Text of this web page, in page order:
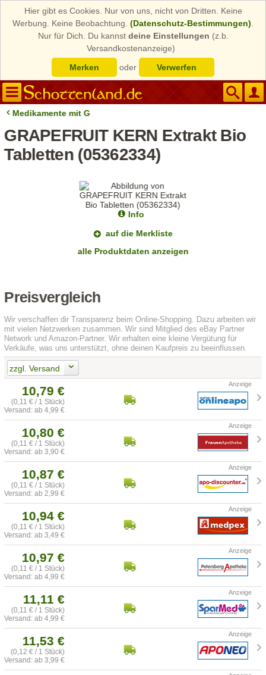
Hier gibt es Cookies. Nur von uns, nicht von Dritten. Keine
Werbung. Keine Beobachtung. (Datenschutz-Bestimmungen)
Nur für Dich. Du kannst deine Einstellungen (z.b.
Versandkostenanzeige)
Merken
oder Verwerfen
Medikamente mit G
GRAPEFRUIT KERN Extrakt Bio
Tabletten (05362334)
Info
auf die Merkliste
alle Produktdaten anzeigen
Preisvergleich
Wir verschaffen dir Transparenz beim Online-Shopping. Dazu arbeiten wir
mit vielen Netzwerken zusammen. Wir sind Mitglied des eBay Partner
Network und Amazon-Partner. Wir erhalten eine kleine Vergütung für
Verkäufe, was uns unterstützt, ohne deinen Kaufpreis zu beeinflussen.
zzgl. Versand
10,79 €
(0,11 € / 1 Stück)
Versand: ab 4,99 €
10,80 €
(0,11 € / 1 Stück)
Versand: ab 3,90 €
10,87 €
(0,11 € / 1 Stück)
Versand: ab 2,99 €
10,94 €
(0,11 € / 1 Stück)
Versand: ab 3,49 €
10,97 €
(0,11 € / 1 Stück)
Versand: ab 4,99 €
11,11 €
(0,11 € / 1 Stück)
Versand: ab 4,99 €
11,53 €
(0,12 € / 1 Stück)
Versand: ab 3,99 €